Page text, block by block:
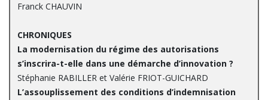
Franck CHAUVIN
CHRONIQUES
La modernisation du régime des autorisations
s’inscrira-t-elle dans une démarche d’innovation ?
Stéphanie RABILLER et Valérie FRIOT-GUICHARD
L’assouplissement des conditions d’indemnisation